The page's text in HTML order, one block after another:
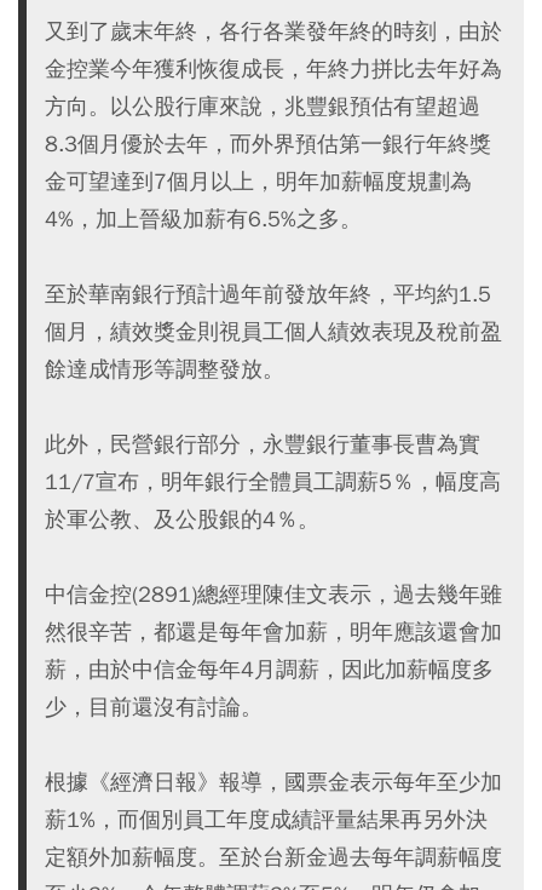
又到了歲末年終，各行各業發年終的時刻，由於
金控業今年獲利恢復成長，年終力拼比去年好為
方向。以公股行庫來說，兆豐銀預估有望超過
8.3個月優於去年，而外界預估第一銀行年終獎
金可望達到7個月以上，明年加薪幅度規劃為
4%，加上晉級加薪有6.5%之多。
至於華南銀行預計過年前發放年終，平均約1.5
個月，績效獎金則視員工個人績效表現及稅前盈
餘達成情形等調整發放。
此外，民營銀行部分，永豐銀行董事長曹為實
11/7宣布，明年銀行全體員工調薪5％，幅度高
於軍公教、及公股銀的4％。
中信金控(2891)總經理陳佳文表示，過去幾年雖
然很辛苦，都還是每年會加薪，明年應該還會加
薪，由於中信金每年4月調薪，因此加薪幅度多
少，目前還沒有討論。
根據《經濟日報》報導，國票金表示每年至少加
薪1%，而個別員工年度成績評量結果再另外決
定額外加薪幅度。至於台新金過去每年調薪幅度